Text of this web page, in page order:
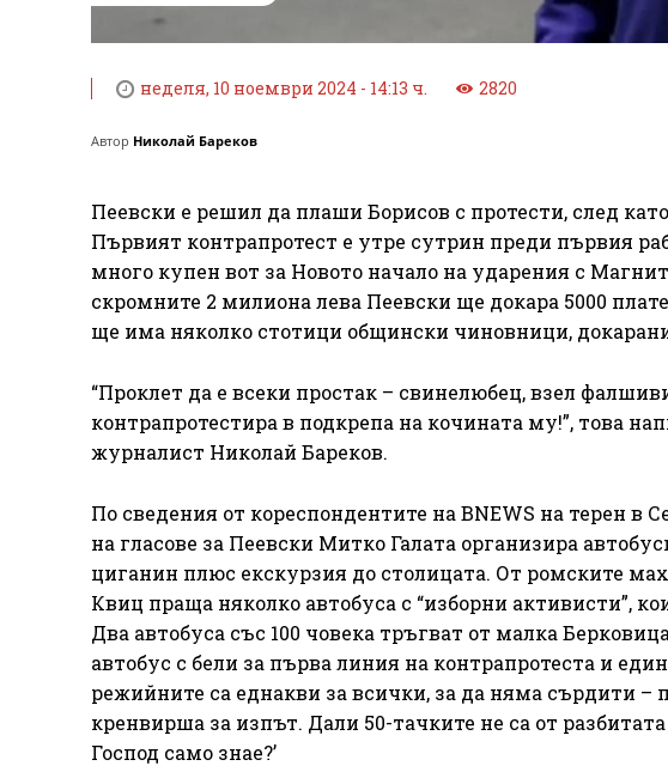
неделя, 10 ноември 2024 - 14:13 ч. 2820
Автор Николай Бареков
Пеевски е решил да плаши Борисов с протести, след
Първият контрапротест е утре сутрин преди първия
много купен вот за Новото начало на ударения с
скромните 2 милиона лева Пеевски ще докара 5000
ще има няколко стотици общински чиновници,
“Проклет да е всеки простак – свинелюбец, взел
контрапротестира в подкрепа на кочината му!”, това
журналист Николай Бареков.
По сведения от кореспондентите на BNEWS на терен в
на гласове за Пеевски Митко Галата организира
циганин плюс екскурзия до столицата. От ромските
Квиц праща няколко автобуса с “изборни активисти”,
Два автобуса със 100 човека тръгват от малка
автобус с бели за първа линия на контрапротеста и
режийните са еднакви за всички, за да няма сърдити –
кренвирша за изпът. Дали 50-тачките не са от
Господ само знае?’